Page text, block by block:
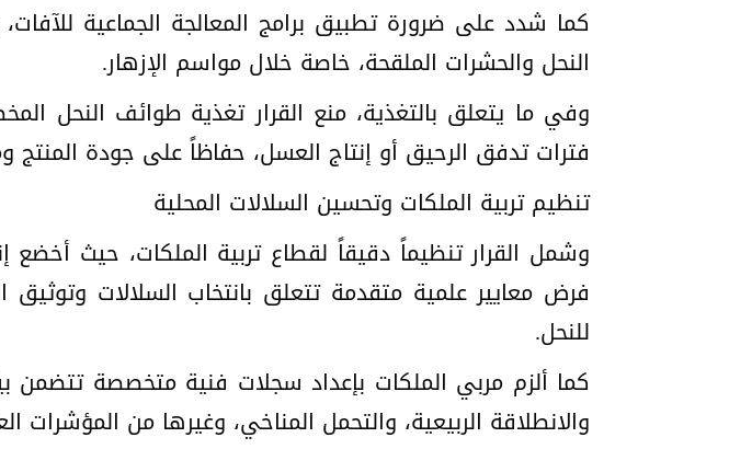
كما شدد على ضرورة تطبيق برامج المعالجة الجماعية
النحل والحشرات الملقحة، خاصة خلال مواسم الإزهار.
وفي ما يتعلق بالتغذية، منع القرار تغذية طوائف النحل
فترات تدفق الرحيق أو إنتاج العسل، حفاظاً على جودة
تنظيم تربية الملكات وتحسين السلالات المحلية
وشمل القرار تنظيماً دقيقاً لقطاع تربية الملكات، حيث
فرض معايير علمية متقدمة تتعلق بانتخاب السلالات وتوثيق
للنحل.
كما ألزم مربي الملكات بإعداد سجلات فنية متخصصة تتضمن
والانطلاقة الربيعية، والتحمل المناخي، وغيرها من المؤشرات